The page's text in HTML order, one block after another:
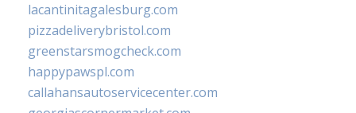
lacantinitagalesburg.com
pizzadeliverybristol.com
greenstarsmogcheck.com
happypawspl.com
callahansautoservicecenter.com